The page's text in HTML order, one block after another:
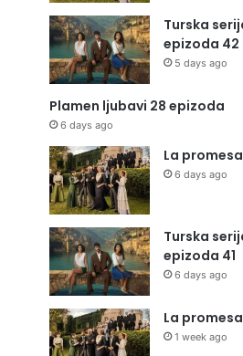
Turska
epizoda 42
5 days ago
Plamen ljubavi 28 epizoda
6 days ago
La
6 days ago
Turska
epizoda 41
6 days ago
La
1 week ago